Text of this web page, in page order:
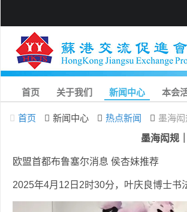
首页 关于我们 新闻中心 本会
首页 新闻中心 热点新闻
墨海
墨海闳规
欧盟首都布鲁塞尔消息 侯杏妹推荐
2025年4月12日2时30分，叶庆良博士书